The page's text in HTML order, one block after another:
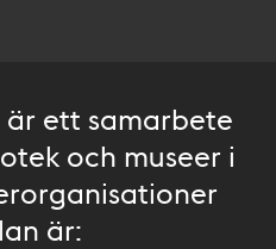
är ett samarbete
och museer i
är: